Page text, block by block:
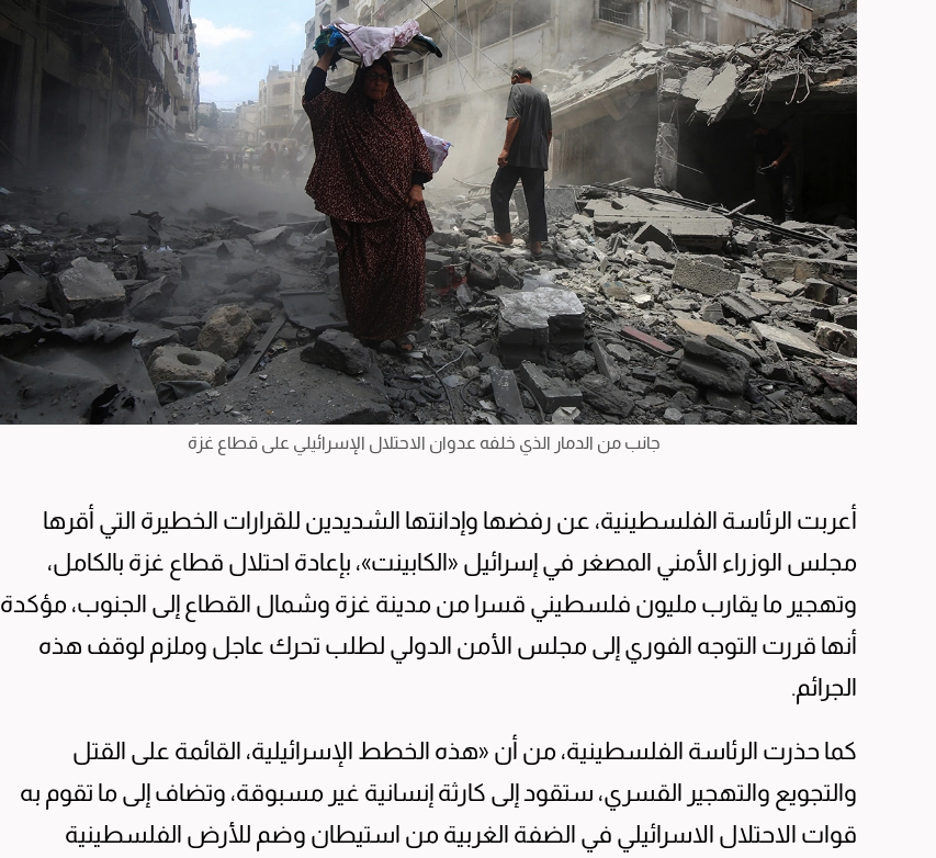
جانب من الدمار الذي خلفه عدوان الاحتلال الإسرائيلي على قطاع غزة
أعربت الرئاسة الفلسطينية، عن رفضها وإدانتها الشديدين للقرارات الخطيرة التي أقرها
مجلس الوزراء الأمني المصغر في إسرائيل «الكابينت»، بإعادة احتلال قطاع غزة بالكامل،
وتهجير ما يقارب مليون فلسطيني قسرا من مدينة غزة وشمال القطاع إلى الجنوب، مؤكدة
أنها قررت التوجه الفوري إلى مجلس الأمن الدولي لطلب تحرك عاجل وملزم لوقف هذه
الجرائم.
كما حذرت الرئاسة الفلسطينية، من أن «هذه الخطط الإسرائيلية، القائمة على القتل
والتجويع والتهجير القسري، ستقود إلى كارثة إنسانية غير مسبوقة، وتضاف إلى ما تقوم به
قوات الاحتلال الاسرائيلي في الضفة الغربية من استيطان وضم للأرض الفلسطينية